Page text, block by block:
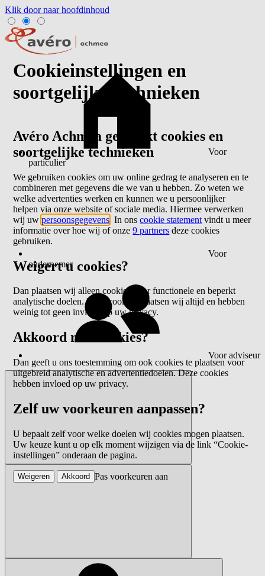
Klik door naar hoofdinhoud
Voor
particulier
Voor
ondernemer
Voor adviseur
Cookieinstellingen en
soortgelijke technieken
Avéro Achmea gebruikt cookies en
soortgelijke technieken
We gebruiken cookies om uw online gedrag te analyseren en te
combineren met gegevens die we van u hebben. Zo weten we
welke advertenties werken en kunnen we u persoonlijker
helpen via onze website of sociale media. Hiermee verwerken
wij uwpersoonsgegevens . In onscookie statement vindt u meer
informatie over hoe wij of onze9 partners deze cookies
gebruiken.
Weigert u cookies?
Dan plaatsen wij alleen cookies voor functionele en beperkt
analytische doelen. Deze cookies plaatsen wij altijd en hebben
weinig tot geen invloed op uw privacy.
Akkoord met cookies?
Dan geeft u ons toestemming om ook cookies te plaatsen voor
uitgebreid analytische en advertentiedoelen. Deze cookies
hebben invloed op uw privacy.
Zelf uw voorkeuren aanpassen?
U bepaalt zelf voor welke doelen wij cookies mogen plaatsen.
Uw keuze kunt u op elk moment wijzigen via de link “Cookie-
instellingen” onderaan de pagina.
Pas voorkeuren aan
Weigeren Akkoord